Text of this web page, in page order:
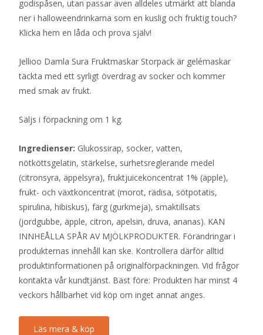
godispåsen, utan passar även alldeles utmärkt att blanda
ner i halloweendrinkarna som en kuslig och fruktig touch?
Klicka hem en låda och prova själv!
Jellioo Damla Sura Fruktmaskar Storpack är gelémaskar
täckta med ett syrligt överdrag av socker och kommer
med smak av frukt.
Säljs i förpackning om 1 kg.
Ingredienser: Glukossirap, socker, vatten,
nötköttsgelatin, stärkelse, surhetsreglerande medel
(citronsyra, äppelsyra), fruktjuicekoncentrat 1% (äpple),
frukt- och växtkoncentrat (morot, rädisa, sötpotatis,
spirulina, hibiskus), färg (gurkmeja), smaktillsats
(jordgubbe, äpple, citron, apelsin, druva, ananas). KAN
INNHEÅLLA SPÅR AV MJÖLKPRODUKTER. Förändringar i
produkternas innehåll kan ske. Kontrollera därför alltid
produktinformationen på originalförpackningen. Vid frågor
kontakta vår kundtjänst. Bäst före: Produkten har minst 4
veckors hållbarhet vid köp om inget annat anges.
Läs mera & köp